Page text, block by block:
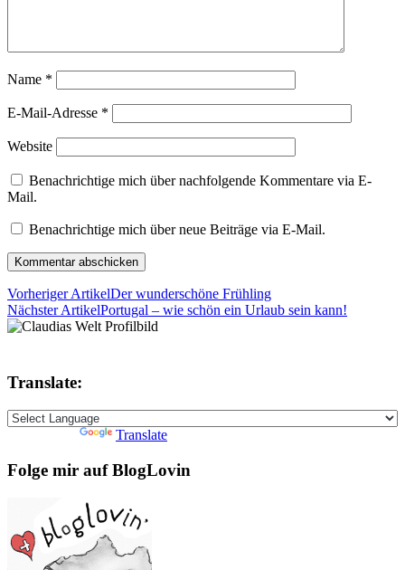
Name *
E-Mail-Adresse *
Website
Benachrichtige mich über nachfolgende Kommentare via E-
Mail.
Benachrichtige mich über neue Beiträge via E-Mail.
Vorheriger ArtikelDer wunderschöne Frühling
Nächster ArtikelPortugal – wie schön ein Urlaub sein kann!
Translate:
Translate
Folge mir auf BlogLovin